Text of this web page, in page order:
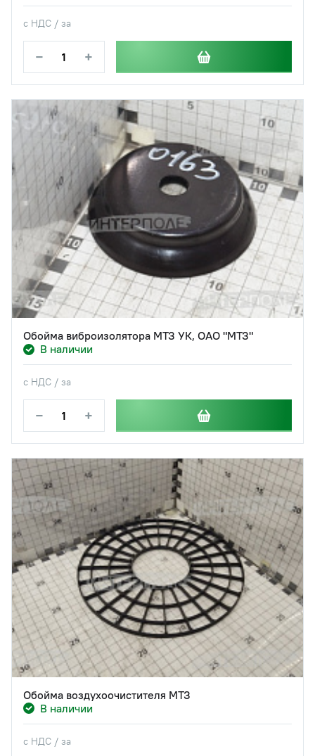
с НДС / за
− +
Обойма виброизолятора МТЗ УК, ОАО "МТЗ"
В наличии
с НДС / за
− +
Обойма воздухоочистителя МТЗ
В наличии
с НДС / за